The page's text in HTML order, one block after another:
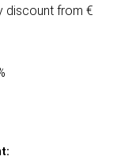
discount from €